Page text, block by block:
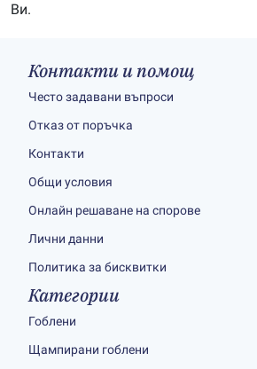
Ви.
Контакти и помощ
Често задавани въпроси
Отказ от поръчка
Контакти
Общи условия
Онлайн решаване на спорове
Лични данни
Политика за бисквитки
Категории
Гоблени
Щампирани гоблени